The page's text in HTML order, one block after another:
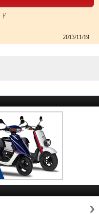
2013/11/19